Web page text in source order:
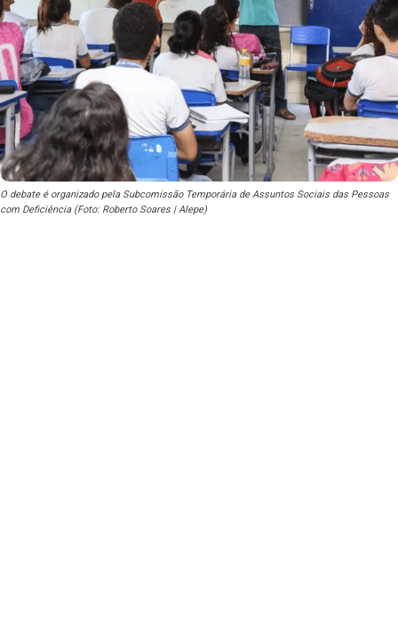
O debate é organizado pela Subcomissão Temporária de Assuntos Sociais das Pessoas
com Deficiência (Foto: Roberto Soares | Alepe)